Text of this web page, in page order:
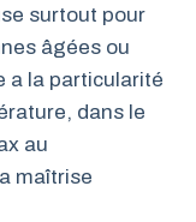
surtout pour
âgées ou
a la particularité
dans le
au
maîtrise